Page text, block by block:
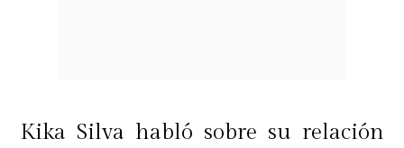
complicados de mi vida", expuso.
Kika Silva habló sobre su relación